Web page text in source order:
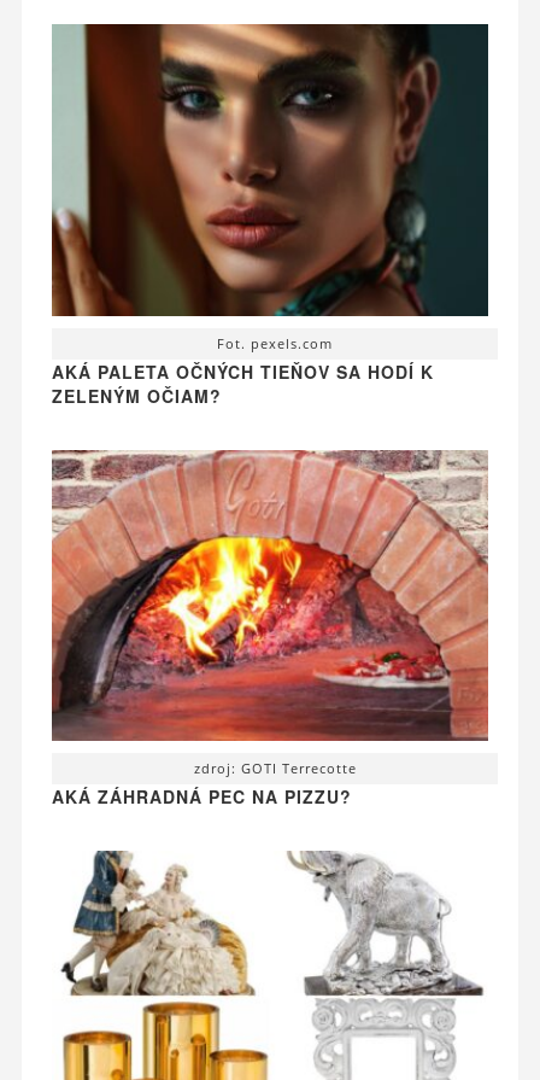
Fot. pexels.com
AKÁ PALETA OČNÝCH TIEŇOV SA HODÍ K
ZELENÝM OČIAM?
zdroj: GOTI Terrecotte
AKÁ ZÁHRADNÁ PEC NA PIZZU?